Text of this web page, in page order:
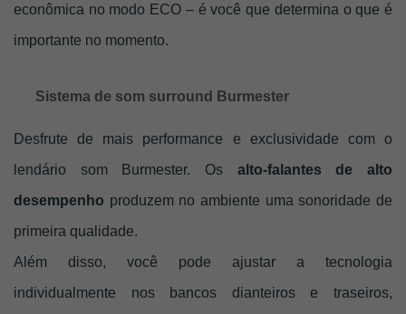
econômica no modo ECO – é você que determina o que é
importante no momento.
Sistema de som surround Burmester
Desfrute de mais performance e exclusividade com o
lendário som Burmester. Os alto-falantes de alto
desempenho produzem no ambiente uma sonoridade de
primeira qualidade.
Além disso, você pode ajustar a tecnologia
individualmente nos bancos dianteiros e traseiros,